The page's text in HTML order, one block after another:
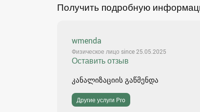
Получить подробную
wmenda
Физическое лицо since 25.05.2025
Оставить отзыв
კანალიზაციის გაწმენდა
Другие услуги Pro